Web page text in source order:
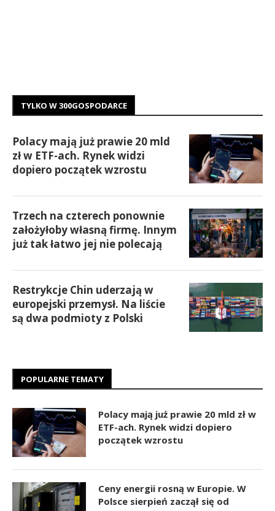
TYLKO W 300GOSPODARCE
Polacy mają już prawie 20 mld
zł w ETF-ach. Rynek widzi
dopiero początek wzrostu
Trzech na czterech ponownie
założyłoby własną firmę. Innym
już tak łatwo jej nie polecają
Restrykcje Chin uderzają w
europejski przemysł. Na liście
są dwa podmioty z Polski
POPULARNE TEMATY
Polacy mają już prawie 20 mld zł w
ETF-ach. Rynek widzi dopiero
początek wzrostu
Ceny energii rosną w Europie. W
Polsce sierpień zaczął się od